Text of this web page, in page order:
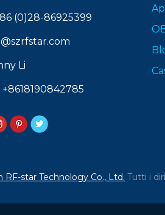
(0)28-86925399
Li
+8618190842785
RF-star Technology Co., Ltd. Tutti i